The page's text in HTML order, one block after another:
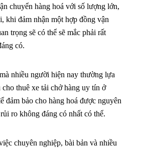
chuyển hàng hoá với số lượng lớn,
khi đảm nhận một hợp đồng vận
trọng sẽ có thể sẽ mắc phải rất
có.
nhiều người hiện nay thường lựa
thuê xe tải chở hàng uy tín ở
đảm bảo cho hàng hoá được nguyên
ro không đáng có nhất có thể.
chuyên nghiệp, bài bản và nhiều